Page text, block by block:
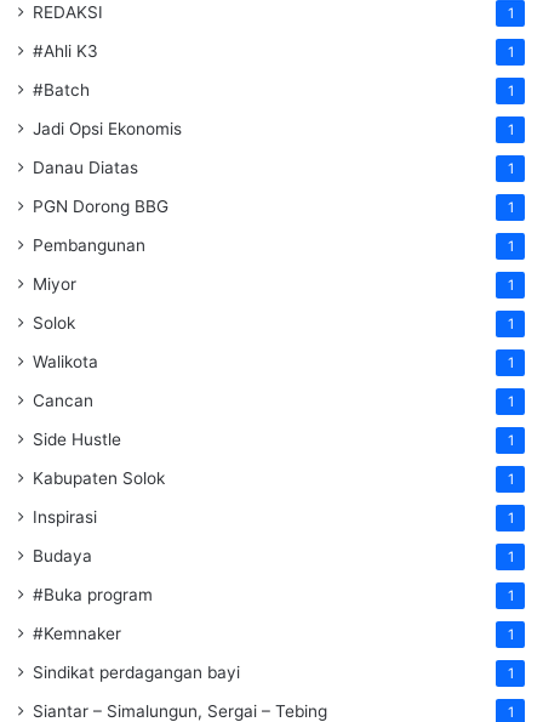
REDAKSI 1
#Ahli K3 1
#Batch 1
Jadi Opsi Ekonomis 1
Danau Diatas 1
PGN Dorong BBG 1
Pembangunan 1
Miyor 1
Solok 1
Walikota 1
Cancan 1
Side Hustle 1
Kabupaten Solok 1
Inspirasi 1
Budaya 1
#Buka program 1
#Kemnaker 1
Sindikat perdagangan bayi 1
Siantar – Simalungun, Sergai – Tebing 1